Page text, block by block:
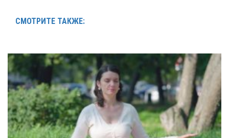
СМОТРИТЕ ТАКЖЕ: